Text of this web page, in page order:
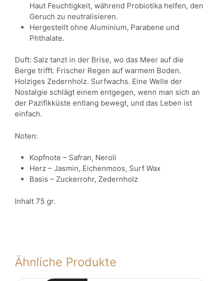
Haut Feuchtigkeit, während Probiotika helfen, den
Geruch zu neutralisieren.
Hergestellt ohne Aluminium, Parabene und
Phthalate.
Duft: Salz tanzt in der Brise, wo das Meer auf die
Berge trifft. Frischer Regen auf warmem Boden.
Holziges Zedernholz. Surfwachs. Eine Welle der
Nostalgie schlägt einem entgegen, wenn man sich an
der Pazifikküste entlang bewegt, und das Leben ist
einfach.
Noten:
Kopfnote – Safran, Neroli
Herz – Jasmin, Eichenmoos, Surf Wax
Basis – Zuckerrohr, Zedernholz
Inhalt 75 gr.
Ähnliche Produkte